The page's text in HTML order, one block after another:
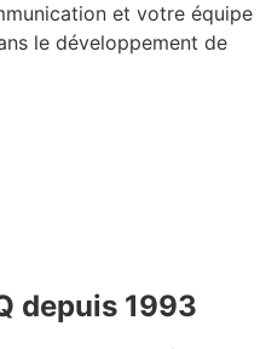
et votre équipe
le développement de
depuis 1993